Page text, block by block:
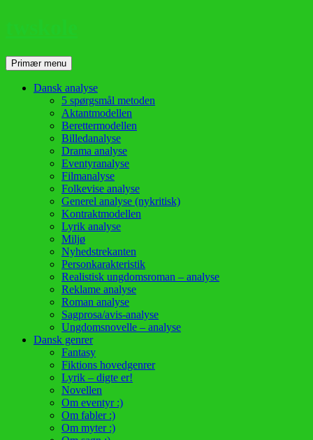
SøgPrimær menu Hop
til
indhold
Dansk analyse
5 spørgsmål metoden
Aktantmodellen
Berettermodellen
Billedanalyse
Drama analyse
Eventyranalyse
Filmanalyse
Folkevise analyse
Generel analyse (nykritisk)
Kontraktmodellen
Lyrik analyse
Miljø
Nyhedstrekanten
Personkarakteristik
Realistisk ungdomsroman – analyse
Reklame analyse
Roman analyse
Sagprosa/avis-analyse
Ungdomsnovelle – analyse
Dansk genrer
Fantasy
Fiktions hovedgenrer
Lyrik – digte er!
Novellen
Om eventyr :)
Om fabler :)
Om myter :)